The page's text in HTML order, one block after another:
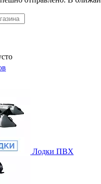
Лодки ПВХ